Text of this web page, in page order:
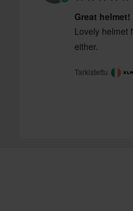
Great helmet!
Lovely helmet
either.
Tarkistettu